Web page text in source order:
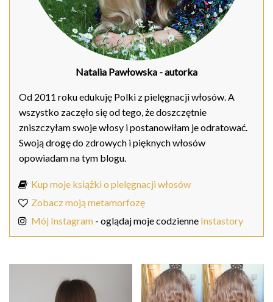
Natalia Pawłowska - autorka
Od 2011 roku edukuję Polki z pielęgnacji włosów. A
wszystko zaczęło się od tego, że doszczętnie
zniszczyłam swoje włosy i postanowiłam je odratować.
Swoją drogę do zdrowych i pięknych włosów
opowiadam na tym blogu.
Kup moje książki o pielęgnacji włosów
Zobacz moją metamorfozę
Mój Instagram - oglądaj moje codzienne Instastory